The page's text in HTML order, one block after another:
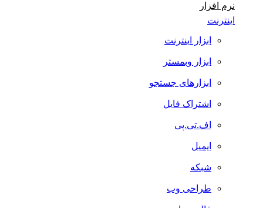
نرم افزار
اینترنت
ابزار اینترنت
ابزار وبمستر
ابزارهای جستجو
اشتراک فایل
اف.تی.پی
ایمیل
شبکه
طراحی وب